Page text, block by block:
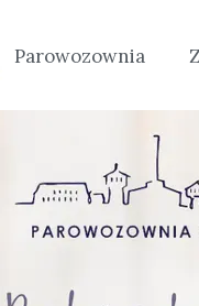
Parowozownia
Historia
Tabor